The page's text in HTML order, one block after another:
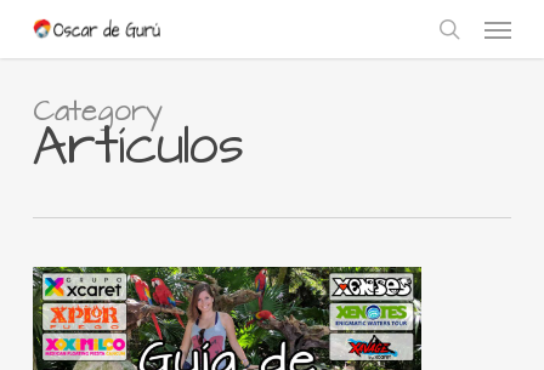
main
search
Menu
Category
Artículos